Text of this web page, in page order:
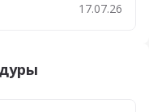
17.07.26